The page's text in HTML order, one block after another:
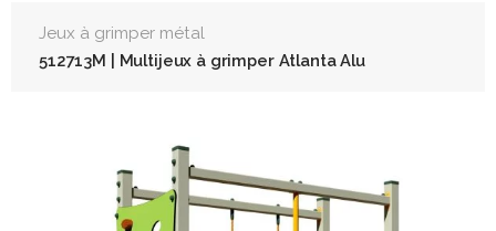
Jeux à grimper métal
512713M | Multijeux à grimper Atlanta Alu